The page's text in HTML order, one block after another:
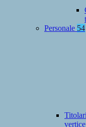
Personale 54
vertice